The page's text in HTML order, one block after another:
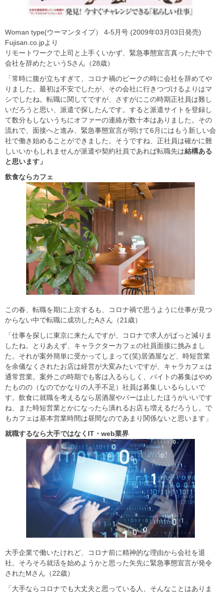
Woman type(ウーマンタイプ） 4-5月号 (2009年03月03日発売)
Fujisan.co.jpより
リモートワークで上司と上手くいかず、緊急事態宣言真っただ中で
会社を辞めたというSさん（28歳）
「常時に腹が立ちすぎて、コロナ禍のピークの時に会社を辞めてや
りました。最初は不安でしたが、その会社に行きつづけるよりはマ
シでしたね。転職に関してですが、さすがにこの時期正社員は難し
いだろうと思い、派遣で探したんです。すると派遣サイトを登録し
て数分もしないうちにオファーの連絡が数十本はありました。その
流れで、面接へと進み、緊急事態宣言が明けて6月にはもう新しい会
社で働き始めることができました。そうですね、正社員は確かに難
しいいかもしれませんが派遣や契約社員であれば転職先は結構ある
と思います」
飲食ならカフェ
この春、転職を期に上京するも、コロナ禍で思うように仕事が見つ
からない中で転職に成功したAさん（21歳）
「仕事を探しに東京に来たんですが、コロナで求人がぱっと減りま
したね。とりあえず、キャラクターカフェの社員面接に挑みまし
た。それが案外簡単に受かってしまって(笑)居酒屋など、時短営業
を余儀なくされたお店は経営が大変みたいですが、キャラカフェは
通常営業。案外この時期でも客は入るらしく、バイトの募集はやめ
たものの（なのでかなりの人手不足）社員は募集しいるらしいで
す。飲食に就職を考えるなら居酒屋やバーは止したほうがいいです
ね、また時短営業とかになったら潰れるお店も増えるだろうし。で
もカフェは基本営業時間は昼間なのであまり関係ないと思います」
就職するなら大手ではなくIT・web業界
大手企業で働いたけれど、コロナ前に精神的な理由から会社を退
社。そろそろ就活を始めようかと思った矢先に緊急事態宣言が発令
されたMさん（22歳）
「大手ならコロナでも大丈夫と思っている人、そんなことはありま